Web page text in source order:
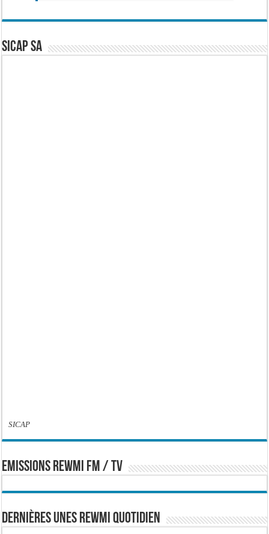
SICAP SA
SICAP
EMISSIONS REWMI FM / TV
Dernières Unes Rewmi Quotidien